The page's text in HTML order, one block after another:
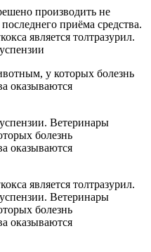
производить не
приёма средства.
является толтразурил.
у которых болезнь
оказываются
Ветеринары
болезнь
оказываются
является толтразурил.
Ветеринары
болезнь
оказываются